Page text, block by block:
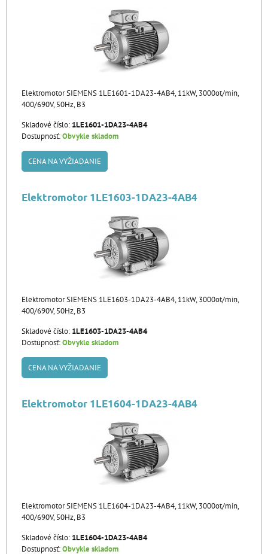
Elektromotor SIEMENS 1LE1601-1DA23-4AB4, 11kW, 3000ot/min,
400/690V, 50Hz, B3
Skladové číslo: 1LE1601-1DA23-4AB4
Dostupnosť:Obvykle skladom
CENA NA VYŽIADANIE
Elektromotor 1LE1603-1DA23-4AB4
Elektromotor SIEMENS 1LE1603-1DA23-4AB4, 11kW, 3000ot/min,
400/690V, 50Hz, B3
Skladové číslo: 1LE1603-1DA23-4AB4
Dostupnosť:Obvykle skladom
CENA NA VYŽIADANIE
Elektromotor 1LE1604-1DA23-4AB4
Elektromotor SIEMENS 1LE1604-1DA23-4AB4, 11kW, 3000ot/min,
400/690V, 50Hz, B3
Skladové číslo: 1LE1604-1DA23-4AB4
Dostupnosť:Obvykle skladom